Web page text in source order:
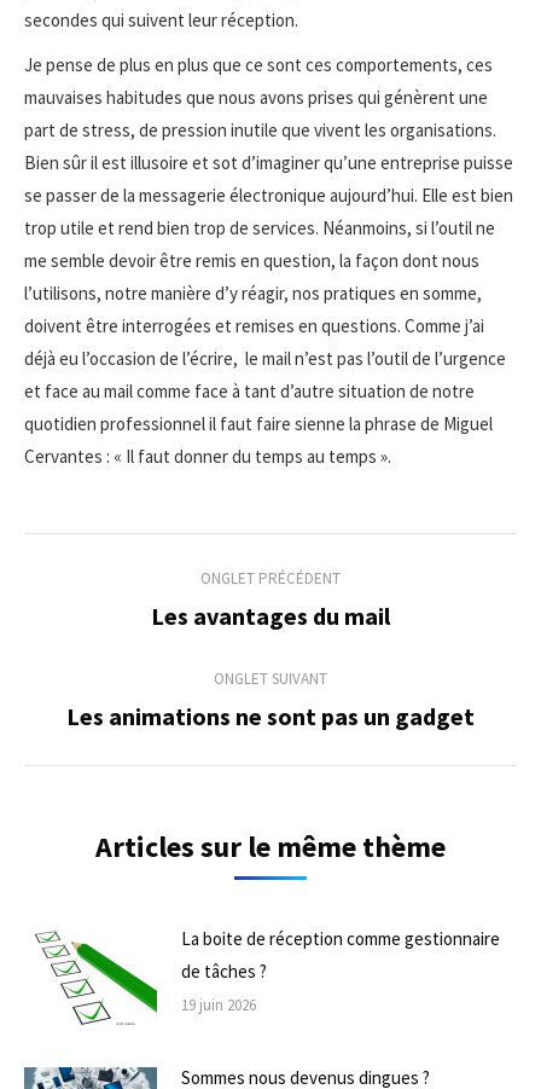
secondes qui suivent leur réception.
Je pense de plus en plus que ce sont ces comportements, ces
mauvaises habitudes que nous avons prises qui génèrent une
part de stress, de pression inutile que vivent les organisations.
Bien sûr il est illusoire et sot d’imaginer qu’une entreprise puisse
se passer de la messagerie électronique aujourd’hui. Elle est bien
trop utile et rend bien trop de services. Néanmoins, si l’outil ne
me semble devoir être remis en question, la façon dont nous
l’utilisons, notre manière d’y réagir, nos pratiques en somme,
doivent être interrogées et remises en questions. Comme j’ai
déjà eu l’occasion de l’écrire, le mail n’est pas l’outil de l’urgence
et face au mail comme face à tant d’autre situation de notre
quotidien professionnel il faut faire sienne la phrase de Miguel
Cervantes : « Il faut donner du temps au temps ».
commentaire
ONGLET PRÉCÉDENT
Onglet
Les avantages du mail
ONGLET SUIVANT
Onglet
Les animations ne sont pas un gadget
Articles sur le même thème
La boite de réception comme gestionnaire
de tâches ?
19 juin 2026
Sommes nous devenus dingues ?